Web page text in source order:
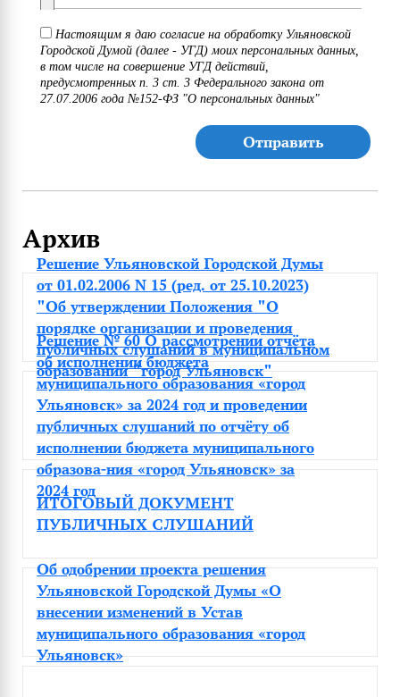
Настоящим я даю согласие на обработку Ульяновской
Городской Думой (далее - УГД) моих персональных данных,
в том числе на совершение УГД действий,
предусмотренных п. 3 ст. 3 Федерального закона от
27.07.2006 года №152-ФЗ "О персональных данных"
Отправить
Архив
Решение Ульяновской Городской Думы
от 01.02.2006 N 15 (ред. от 25.10.2023)
"Об утверждении Положения "О
порядке организации и проведения
публичных слушаний в муниципальном
образовании "город Ульяновск"
Решение № 60 О рассмотрении отчёта
об исполнении бюджета
муниципального образования «город
Ульяновск» за 2024 год и проведении
публичных слушаний по отчёту об
исполнении бюджета муниципального
образова-ния «город Ульяновск» за
2024 год
ИТОГОВЫЙ ДОКУМЕНТ
ПУБЛИЧНЫХ СЛУШАНИЙ
Об одобрении проекта решения
Ульяновской Городской Думы «О
внесении изменений в Устав
муниципального образования «город
Ульяновск»